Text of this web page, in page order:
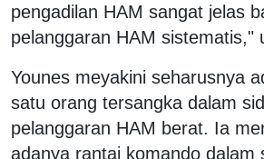
pengadilan HAM sangat jelas
pelanggaran HAM sistematis,"
Younes meyakini seharusnya
satu orang tersangka dalam
pelanggaran HAM berat. Ia
adanya rantai komando dalam